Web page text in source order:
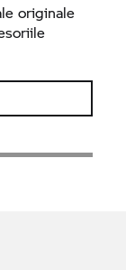
originale